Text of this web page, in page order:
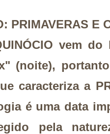
PRIMAVERAS E
vem
(noite),
caracteriza a
é uma data
pela